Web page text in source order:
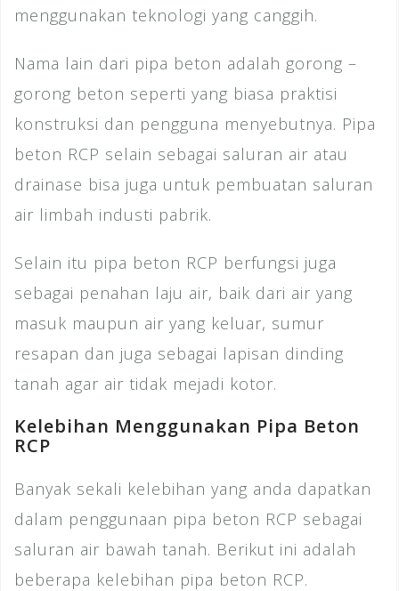
menggunakan teknologi yang canggih.
Nama lain dari pipa beton adalah gorong –
gorong beton seperti yang biasa praktisi
konstruksi dan pengguna menyebutnya. Pipa
beton RCP selain sebagai saluran air atau
drainase bisa juga untuk pembuatan saluran
air limbah industi pabrik.
Selain itu pipa beton RCP berfungsi juga
sebagai penahan laju air, baik dari air yang
masuk maupun air yang keluar, sumur
resapan dan juga sebagai lapisan dinding
tanah agar air tidak mejadi kotor.
Kelebihan Menggunakan Pipa Beton
RCP
Banyak sekali kelebihan yang anda dapatkan
dalam penggunaan pipa beton RCP sebagai
saluran air bawah tanah. Berikut ini adalah
beberapa kelebihan pipa beton RCP.